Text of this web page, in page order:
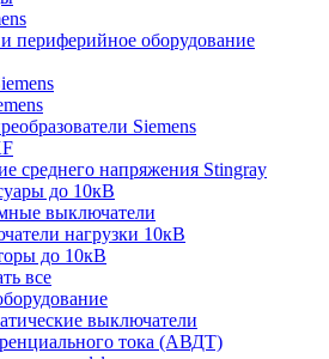
периферийное оборудование
Siemens
среднего напряжения Stingray
до 10кВ
выключатели
нагрузки 10кВ
до 10кВ
все
выключатели
тока (АВДТ)